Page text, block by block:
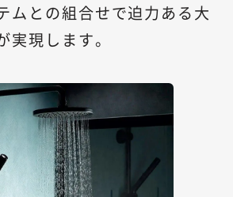
ムとの組合せで迫力ある大
実現します。